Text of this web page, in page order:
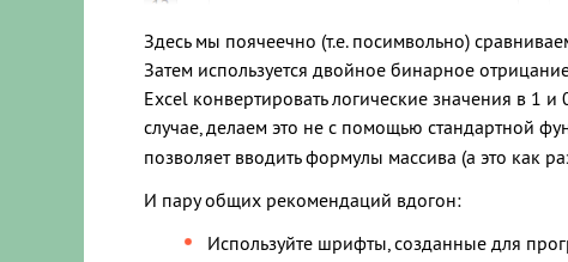
Здесь мы поячеечно (т.е. посимвольно)
Затем используется двойное бинарное
Excel конвертировать логические значения в 1
случае, делаем это не с помощью стандартной
позволяет вводить формулы массива (а это как
И пару общих рекомендаций вдогон:
Используйте шрифты, созданные для